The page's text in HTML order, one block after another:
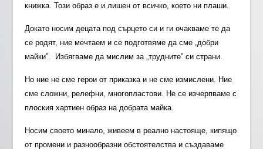
книжка. Този образ е и лишен от всичко, което ни плаши.
Докато носим децата под сърцето си и ги очакваме те да
се родят, ние мечтаем и се подготвяме да сме „добри
майки”. Избягваме да мислим за „трудните” си страни.
Но ние не сме герои от приказка и не сме измислени. Ние
сме сложни, релефни, многопластови. Не се изчерпваме с
плоския хартиен образ на добрата майка.
Носим своето минало, живеем в реално настояще, кипящо
от промени и разнообразни обстоятелства и създаваме